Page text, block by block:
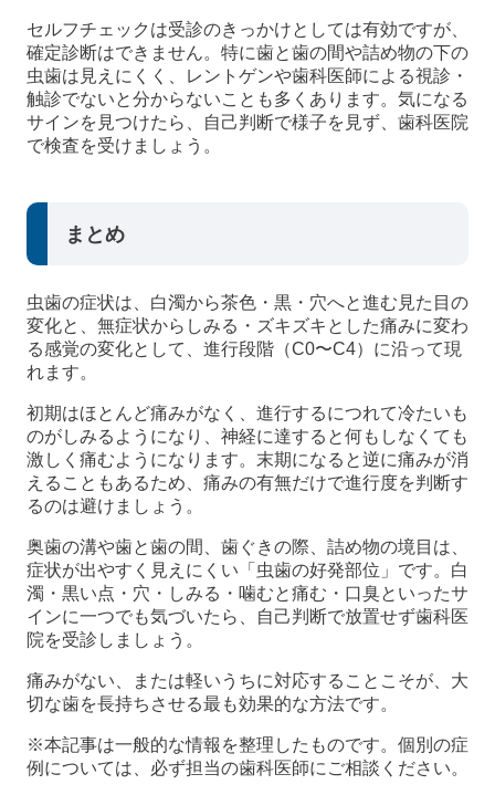
セルフチェックは受診のきっかけとしては有効ですが、
確定診断はできません。特に歯と歯の間や詰め物の下の
虫歯は見えにくく、レントゲンや歯科医師による視診・
触診でないと分からないことも多くあります。気になる
サインを見つけたら、自己判断で様子を見ず、歯科医院
で検査を受けましょう。
まとめ
虫歯の症状は、白濁から茶色・黒・穴へと進む見た目の
変化と、無症状からしみる・ズキズキとした痛みに変わ
る感覚の変化として、進行段階（C0〜C4）に沿って現
れます。
初期はほとんど痛みがなく、進行するにつれて冷たいも
のがしみるようになり、神経に達すると何もしなくても
激しく痛むようになります。末期になると逆に痛みが消
えることもあるため、痛みの有無だけで進行度を判断す
るのは避けましょう。
奥歯の溝や歯と歯の間、歯ぐきの際、詰め物の境目は、
症状が出やすく見えにくい「虫歯の好発部位」です。白
濁・黒い点・穴・しみる・噛むと痛む・口臭といったサ
インに一つでも気づいたら、自己判断で放置せず歯科医
院を受診しましょう。
痛みがない、または軽いうちに対応することこそが、大
切な歯を長持ちさせる最も効果的な方法です。
※本記事は一般的な情報を整理したものです。個別の症
例については、必ず担当の歯科医師にご相談ください。